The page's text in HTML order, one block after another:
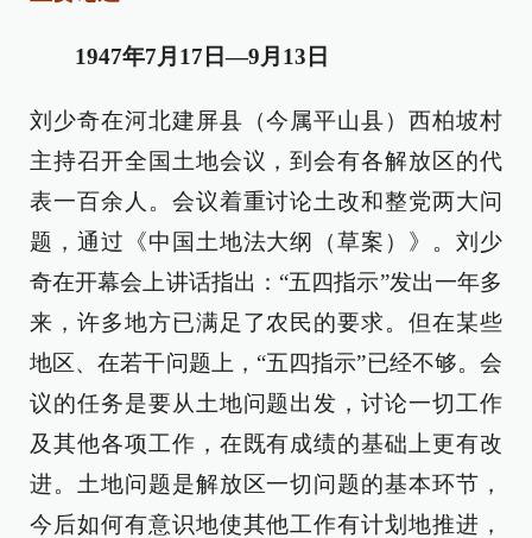
1947年7月17日—9月13日
刘少奇在河北建屏县（今属平山县）西柏坡村
主持召开全国土地会议，到会有各解放区的代
表一百余人。会议着重讨论土改和整党两大问
题，通过《中国土地法大纲（草案）》。刘少
奇在开幕会上讲话指出：“五四指示”发出一年多
来，许多地方已满足了农民的要求。但在某些
地区、在若干问题上，“五四指示”已经不够。会
议的任务是要从土地问题出发，讨论一切工作
及其他各项工作，在既有成绩的基础上更有改
进。土地问题是解放区一切问题的基本环节，
今后如何有意识地使其他工作有计划地推进，